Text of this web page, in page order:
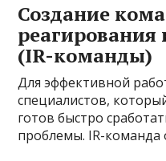
Создание
(IR-команды)
Для эффективной
специалистов,
готов быстро
проблемы. IR-команда